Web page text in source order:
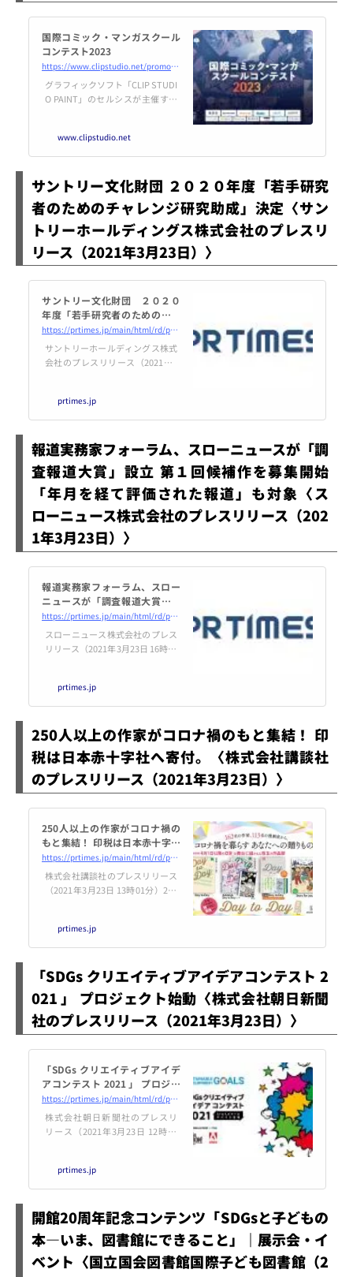
ど、既に厳しい取引条件を課せら
れている。 出版協は、取引条件の
公正化を伴...
国際コミック・マンガスクール
コンテスト2023
https://www.clipstudio.net/promotion/comiccontest/ja/
グラフィックソフト「CLIP STUDI
O PAINT」のセルシスが主催する
ク、縦スクロールコミック、バン
ドデシネ、作画、イラスト各部門
www.clipstudio.net
サントリー文化財団 ２０２０年度「若手研究
者のためのチャレンジ研究助成」決定〈サン
トリーホールディングス株式会社のプレスリ
リース（2021年3月23日）〉
サントリー文化財団 ２０２０
年度「若手研究者のためのチャ
レンジ研究助成」決定
https://prtimes.jp/main/html/rd/p/000000398.000042435.html
サントリーホールディングス株式
会社のプレスリリース（2021年3
者のためのチャレンジ研究助成」
決定
prtimes.jp
報道実務家フォーラム、スローニュースが「調
査報道大賞」設立 第１回候補作を募集開始
「年月を経て評価された報道」も対象〈ス
ローニュース株式会社のプレスリリース（202
1年3月23日）〉
報道実務家フォーラム、スロー
ニュースが「調査報道大賞」設
立 第１回候補作を募集開始
「年月を経て評価された報道」
も対象
https://prtimes.jp/main/html/rd/p/000000002.000073405.html
スローニュース株式会社のプレス
リリース（2021年3月23日 16時05
設立 第１回候補作を募集開始
「年月を経て評価された報道」も
prtimes.jp
250人以上の作家がコロナ禍のもと集結！ 印
税は日本赤十字社へ寄付。〈株式会社講談社
のプレスリリース（2021年3月23日）〉
250人以上の作家がコロナ禍の
もと集結！ 印税は日本赤十字社
へ寄付。
https://prtimes.jp/main/html/rd/p/000003144.000001719.html
株式会社講談社のプレスリリース
（2021年3月23日 13時01分）250
prtimes.jp
「SDGs クリエイティブアイデアコンテスト 2
021 」 プロジェクト始動〈株式会社朝日新聞
社のプレスリリース（2021年3月23日）〉
「SDGs クリエイティブアイデ
アコンテスト 2021 」 プロジェ
クト始動
https://prtimes.jp/main/html/rd/p/000001102.000009214.html
株式会社朝日新聞社のプレスリ
リース（2021年3月23日 12時00
クト始動
prtimes.jp
開館20周年記念コンテンツ「SDGsと子どもの
本―いま、図書館にできること」｜展示会・イ
ベント〈国立国会図書館国際子ども図書館（2